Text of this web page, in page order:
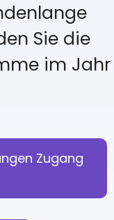
Sie die
im Jahr
Zugang